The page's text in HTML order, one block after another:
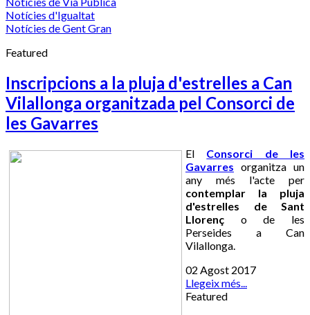
Notícies d'Igualtat
Notícies de Gent Gran
Featured
Inscripcions a la pluja d'estrelles a Can
Vilallonga organitzada pel Consorci de
les Gavarres
El Consorci de les
Gavarres organitza un
any més l'acte per
contemplar la pluja
d'estrelles de Sant
Llorenç o de les
Perseides a Can
Vilallonga.
02 Agost 2017
Llegeix més...
Featured